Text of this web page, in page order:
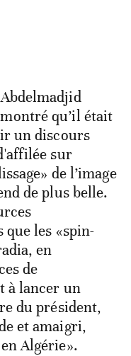
qu’il était
un discours
sur
de l’image
de plus belle.
les «spin-
en
de
à lancer un
du président,
et amaigri,
Algérie».